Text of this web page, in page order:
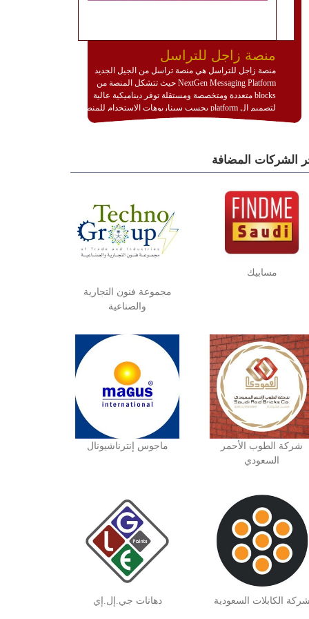
منصة زاجل للتراسل
منصة زاجل للتراسل هي منصة تراسل من الجيل الجديد
NextGen Messaging Platform حيث تتشكل المنصة من
blocks متعددة ومتخصصة ومستقلة توفر ديناميكية عالية
لتصميم ال platform بحسب سيناريوهات الاستخدام للمنصة
وتتوافق مع النشر والاستثمار ضمن بيئة استضافة dedicated
تخدم أي سيناريو تراسل مهما كان معقدا عبر إضافة ومعايرة
عناصر ديناميكية (dynamic items) وتجهيز إعدادات التواصل
للاطلاع على كافة التفاصيل عبر الموقع :
http://www.plutosms.com/zagel
الشركات المضافة
مسابيك
مجموعة فنون التجارية
والصناعية
شركة الطوب الأحمر
السعودي
ماجوس إنترناشيونال
شركة الكابلات السعودية دهانات جي.إل.إي